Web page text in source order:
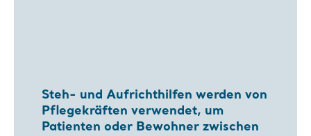
Steh- und Aufrichthilfen werden von
Pflegekräften verwendet, um
Patienten oder Bewohner zwischen